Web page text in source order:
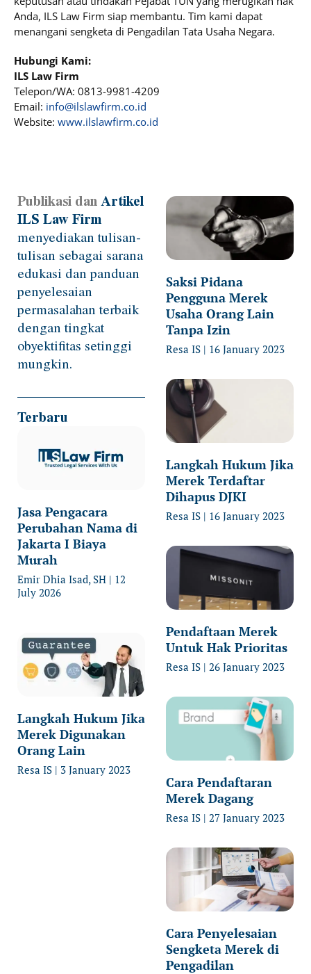
Anda, ILS Law Firm siap membantu. Tim kami dapat
menangani sengketa di Pengadilan Tata Usaha Negara.
Hubungi Kami:
ILS Law Firm
Telepon/WA: 0813-9981-4209
Email: info@ilslawfirm.co.id
Website: www.ilslawfirm.co.id
Publikasi danArtikel
ILS Law Firm
menyediakan tulisan-
tulisan sebagai sarana
edukasi dan panduan
penyelesaian
permasalahan terbaik
dengan tingkat
obyektifitas setinggi
mungkin.
Terbaru
Jasa Pengacara
Perubahan Nama di
Jakarta I Biaya
Murah
Emir Dhia Isad, SH
12
July 2026
Langkah Hukum Jika
Merek Digunakan
Orang Lain
Resa IS 3 January 2023
Saksi Pidana
Pengguna Merek
Usaha Orang Lain
Tanpa Izin
Resa IS 16 January 2023
Langkah Hukum Jika
Merek Terdaftar
Dihapus DJKI
Resa IS 16 January 2023
Pendaftaan Merek
Untuk Hak Prioritas
Resa IS 26 January 2023
Cara Pendaftaran
Merek Dagang
Resa IS 27 January 2023
Cara Penyelesaian
Sengketa Merek di
Pengadilan
PagePage